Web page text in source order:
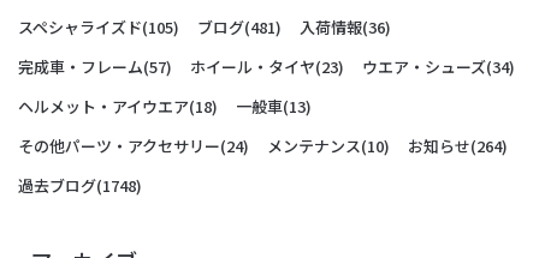
スペシャライズド(105) ブログ(481) 入荷情報(36)
完成車・フレーム(57) ホイール・タイヤ(23) ウエア・シューズ(34)
ヘルメット・アイウエア(18) 一般車(13)
その他パーツ・アクセサリー(24) メンテナンス(10) お知らせ(264)
過去ブログ(1748)